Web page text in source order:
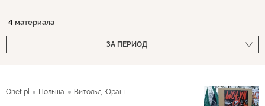
4 материала
ЗА ПЕРИОД
Onet.pl Польша Витольд Юраш